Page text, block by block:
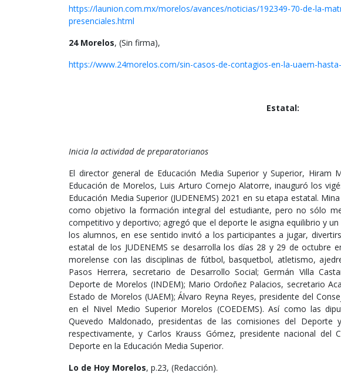
https://launion.com.mx/morelos/avances/noticias/192349-70-de-la-
presenciales.html
24 Morelos, (Sin firma),
https://www.24morelos.com/sin-casos-de-contagios-en-la-uaem-
Estatal:
Inicia la actividad de preparatorianos
El director general de Educación Media Superior y Superior, Hiram
Educación de Morelos, Luis Arturo Cornejo Alatorre, inauguró los
Educación Media Superior (JUDENEMS) 2021 en su etapa estatal.
como objetivo la formación integral del estudiante, pero no sólo
competitivo y deportivo; agregó que el deporte le asigna equilibrio y
los alumnos, en ese sentido invitó a los participantes a jugar,
estatal de los JUDENEMS se desarrolla los días 28 y 29 de octubre
morelense con las disciplinas de fútbol, basquetbol, atletismo,
Pasos Herrera, secretario de Desarrollo Social; Germán Villa
Deporte de Morelos (INDEM); Mario Ordoñez Palacios, secretario
Estado de Morelos (UAEM); Álvaro Reyna Reyes, presidente del
en el Nivel Medio Superior Morelos (COEDEMS). Así como las
Quevedo Maldonado, presidentas de las comisiones del Deporte
respectivamente, y Carlos Krauss Gómez, presidente nacional del
Deporte en la Educación Media Superior.
Lo de Hoy Morelos, p.23, (Redacción).